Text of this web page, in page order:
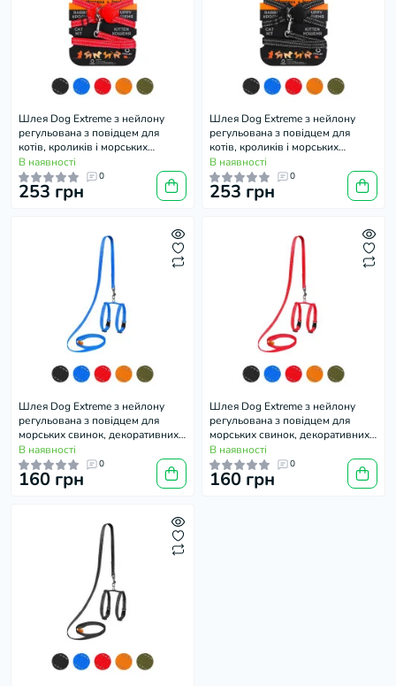
Шлея Dog Extreme з нейлону
регульована з повідцем для
котів, кроликів і морських
свинок, червона
В наявності
0
253 грн
Шлея Dog Extreme з нейлону
регульована з повідцем для
котів, кроликів і морських
свинок, чорна
В наявності
0
253 грн
Шлея Dog Extreme з нейлону
регульована з повідцем для
морських свинок, декоративних
щурів, блакитна
В наявності
0
160 грн
Шлея Dog Extreme з нейлону
регульована з повідцем для
морських свинок, декоративних
щурів, червона
В наявності
0
160 грн